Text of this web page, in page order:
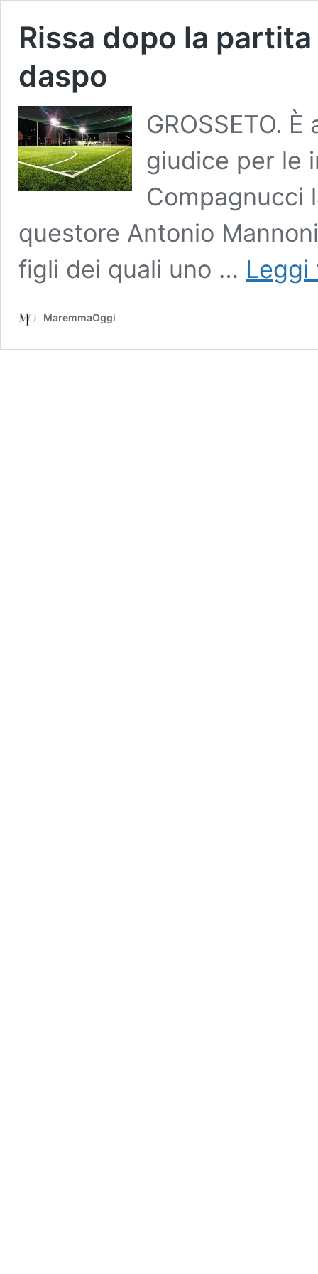
Rissa dopo la
daspo
GROSSETO.
giudice per le
Compagnucci
questore Antonio
figli dei quali uno …
MaremmaOggi